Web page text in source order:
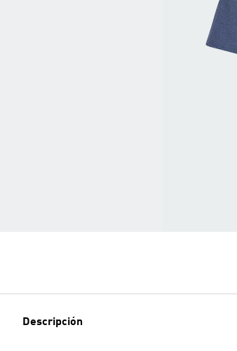
Descripción